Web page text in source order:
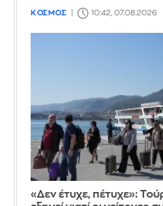
ΚΟΣΜΟΣ 10:42, 07.08.2026
«Δεν έτυχε, πέτυχε»: